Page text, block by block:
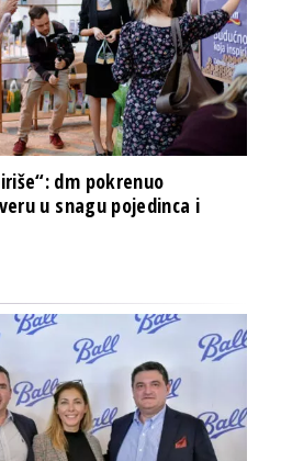
dm pokrenuo
u snagu pojedinca i